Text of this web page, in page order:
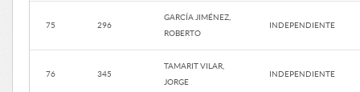
75 296
GARCÍA JIMÉNEZ,
ROBERTO
INDEPENDIENTE
76 345
TAMARIT VILAR,
JORGE
INDEPENDIENTE